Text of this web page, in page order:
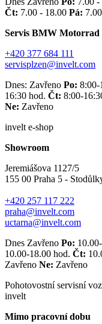
Čt: 7.00 - 18.00 Pá:
Servis BMW Motorrad
+420 377 684 111
servisplzen@invelt.com
Dnes: Zavřeno Po: 8:00-
16:30 hod. Čt: 8:00-
Ne: Zavřeno
invelt e-shop
Showroom
Jeremiášova 1127/5
155 00 Praha 5 -
+420 257 117 222
praha@invelt.com
uctarna@invelt.com
Dnes Zavřeno Po:
10.00-18.00 hod. Čt:
Zavřeno Ne: Zavřeno
Pohotovostní servisní
invelt
Mimo pracovní dobu